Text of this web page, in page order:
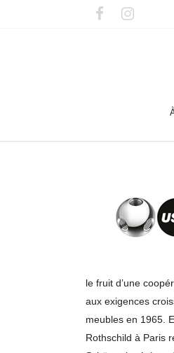
le fruit d’une
aux exigences
meubles en 1965.
Rothschild à Paris